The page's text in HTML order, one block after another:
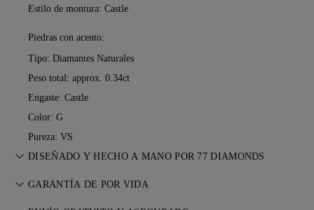
Estilo de montura: Castle
Piedras con acento:
Tipo: Diamantes Naturales
Peso total: approx. 0.34ct
Engaste: Castle
Color: G
Pureza: VS
DISEÑADO Y HECHO A MANO POR 77 DIAMONDS
Perfeccionando el arte joyero, pieza a pieza, de la mano de
GARANTÍA DE POR VIDA
Con cualquier compra en 77 Diamonds, recibes una garantía